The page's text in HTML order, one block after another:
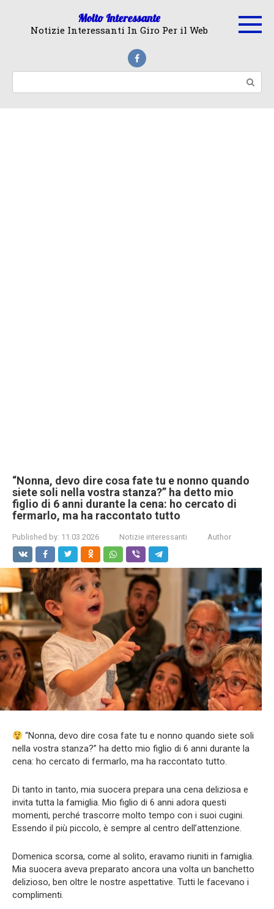
Molto Interessante
Notizie Interessanti In Giro Per il Web
“Nonna, devo dire cosa fate tu e nonno quando
siete soli nella vostra stanza?” ha detto mio
figlio di 6 anni durante la cena: ho cercato di
fermarlo, ma ha raccontato tutto
Published by: 11.03.2026 Notizie interessanti Author
“Nonna, devo dire cosa fate tu e nonno quando siete soli
nella vostra stanza?” ha detto mio figlio di 6 anni durante la
cena: ho cercato di fermarlo, ma ha raccontato tutto.
Di tanto in tanto, mia suocera prepara una cena deliziosa e
invita tutta la famiglia. Mio figlio di 6 anni adora questi
momenti, perché trascorre molto tempo con i suoi cugini.
Essendo il più piccolo, è sempre al centro dell’attenzione.
Domenica scorsa, come al solito, eravamo riuniti in famiglia.
Mia suocera aveva preparato ancora una volta un banchetto
delizioso, ben oltre le nostre aspettative. Tutti le facevano i
complimenti.